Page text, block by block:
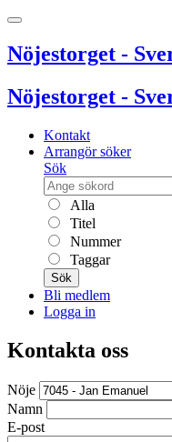
Nöjestorget -
Nöjestorget -
Kontakt
Arrangör söker
Sök
Alla
Titel
Nummer
Taggar
Sök
Bli medlem
Logga in
Kontakta oss
Nöje
Namn
E-post